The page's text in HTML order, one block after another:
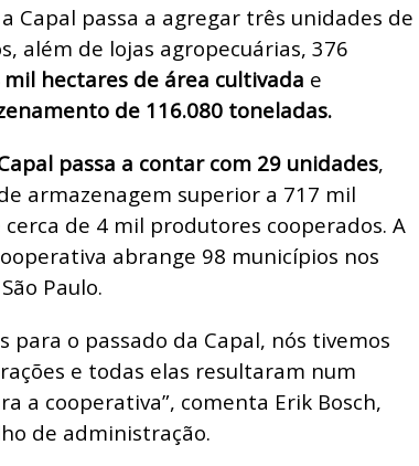
Capal passa a agregar três unidades de
além de lojas agropecuárias, 376
mil hectares de área cultivada e
de 116.080 toneladas.
passa a contar com 29 unidades,
armazenagem superior a 717 mil
de 4 mil produtores cooperados. A
abrange 98 municípios nos
Paulo.
para o passado da Capal, nós tivemos
e todas elas resultaram num
a cooperativa”, comenta Erik Bosch,
de administração.